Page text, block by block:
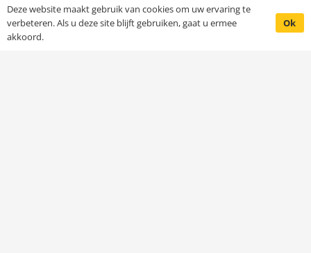
Misverstanden
Buitenlandse hondenrassen
Deze website maakt gebruik van cookies om uw ervaring te
verbeteren. Als u deze site blijft gebruiken, gaat u ermee
akkoord.
Ok